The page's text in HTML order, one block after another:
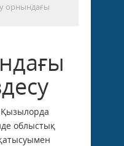
орнындағы
облыстық